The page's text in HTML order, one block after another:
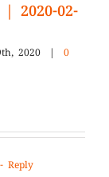
02-
2020 |
0
- Reply